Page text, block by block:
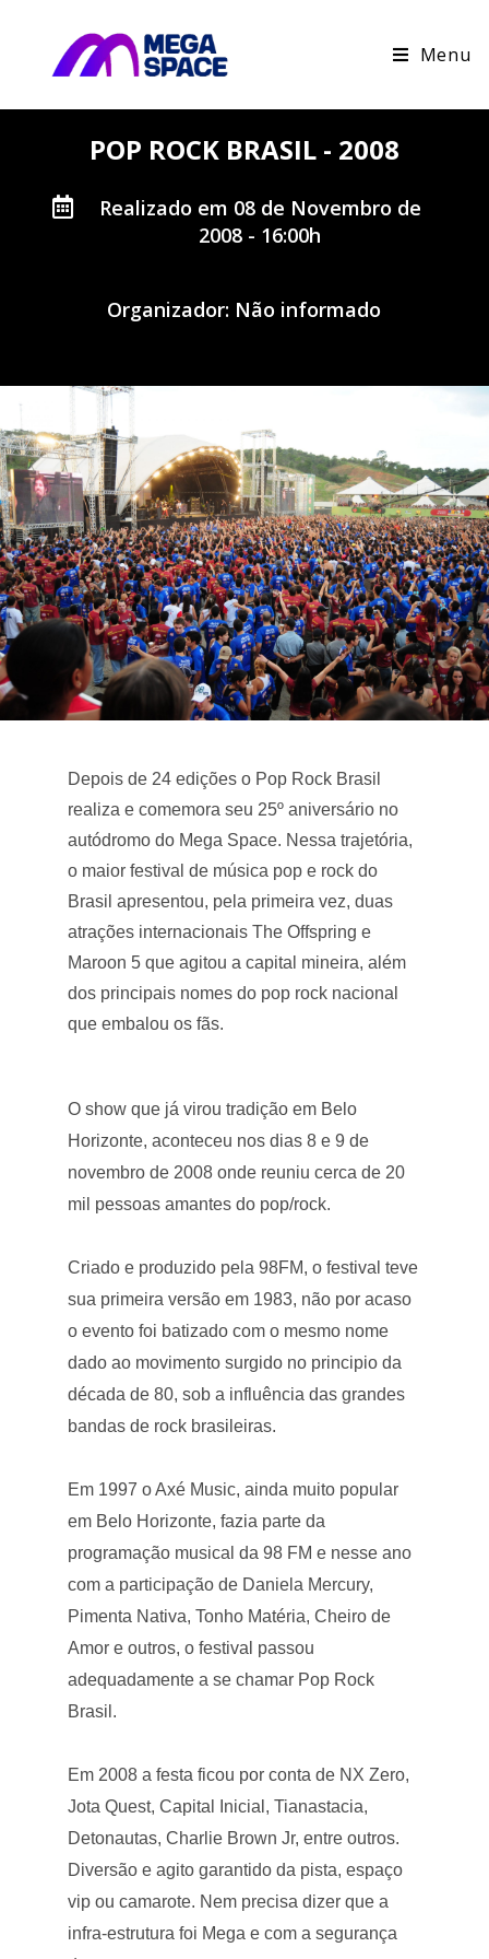
Menu
POP ROCK BRASIL - 2008
Realizado em 08 de Novembro de
2008 - 16:00h
Organizador: Não informado
Depois de 24 edições o Pop Rock Brasil
realiza e comemora seu 25º aniversário no
autódromo do Mega Space. Nessa trajetória,
o maior festival de música pop e rock do
Brasil apresentou, pela primeira vez, duas
atrações internacionais The Offspring e
Maroon 5 que agitou a capital mineira, além
dos principais nomes do pop rock nacional
que embalou os fãs.
O show que já virou tradição em Belo
Horizonte, aconteceu nos dias 8 e 9 de
novembro de 2008 onde reuniu cerca de 20
mil pessoas amantes do pop/rock.
Criado e produzido pela 98FM, o festival teve
sua primeira versão em 1983, não por acaso
o evento foi batizado com o mesmo nome
dado ao movimento surgido no principio da
década de 80, sob a influência das grandes
bandas de rock brasileiras.
Em 1997 o Axé Music, ainda muito popular
em Belo Horizonte, fazia parte da
programação musical da 98 FM e nesse ano
com a participação de Daniela Mercury,
Pimenta Nativa, Tonho Matéria, Cheiro de
Amor e outros, o festival passou
adequadamente a se chamar Pop Rock
Brasil.
Em 2008 a festa ficou por conta de NX Zero,
Jota Quest, Capital Inicial, Tianastacia,
Detonautas, Charlie Brown Jr, entre outros.
Diversão e agito garantido da pista, espaço
vip ou camarote. Nem precisa dizer que a
infra-estrutura foi Mega e com a segurança